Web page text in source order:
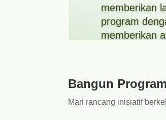
memberikan
program
memberikan
Bangun
Mari rancang inisiatif